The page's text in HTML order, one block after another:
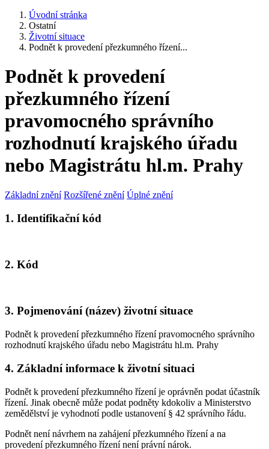
Úvodní stránka
Ostatní
Životní situace
Podnět k provedení přezkumného řízení...
Podnět k provedení
přezkumného řízení
pravomocného správního
rozhodnutí krajského úřadu
nebo Magistrátu hl.m. Prahy
Základní znění Rozšířené znění Úplné znění
1. Identifikační kód
2. Kód
3. Pojmenování (název) životní situace
Podnět k provedení přezkumného řízení pravomocného správního
rozhodnutí krajského úřadu nebo Magistrátu hl.m. Prahy
4. Základní informace k životní situaci
Podnět k provedení přezkumného řízení je oprávněn podat účastník
řízení. Jinak obecně může podat podněty kdokoliv a Ministerstvo
zemědělství je vyhodnotí podle ustanovení § 42 správního řádu.
Podnět není návrhem na zahájení přezkumného řízení a na
provedení přezkumného řízení není právní nárok.